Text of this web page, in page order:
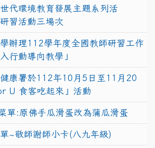
代環境教育發展主題系列活
習活動三場次
辦理112學年度全國教師研習工作
行動導向教學」
康署於112年10月5日至11月20
U 食客吃起來」活動
單:原佛手瓜滑蛋改為蒲瓜滑蛋
~敬師謝師小卡(八九年級)